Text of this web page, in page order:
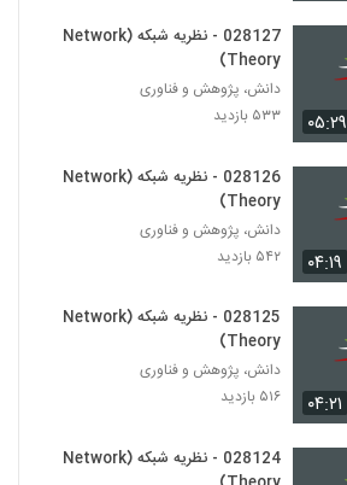
028152 - پیچیدگی اجتماعی (Social
Complexity)
Complexity)
Complexity)
۵۴۵ بازدید
028155 - پیچیدگی اجتماعی (Social
Complexity)
Complexity)
۴۶۴ بازدید
۰۵:۲۹
028127 - نظریه شبکه (Network
Theory)
دانش، پژوهش و فناوری
۵۳۳ بازدید
۰۴:۱۹
028126 - نظریه شبکه (Network
Theory)
دانش، پژوهش و فناوری
۵۴۲ بازدید
۰۴:۲۱
028125 - نظریه شبکه (Network
Theory)
دانش، پژوهش و فناوری
۵۱۶ بازدید
028124 - نظریه شبکه (Network